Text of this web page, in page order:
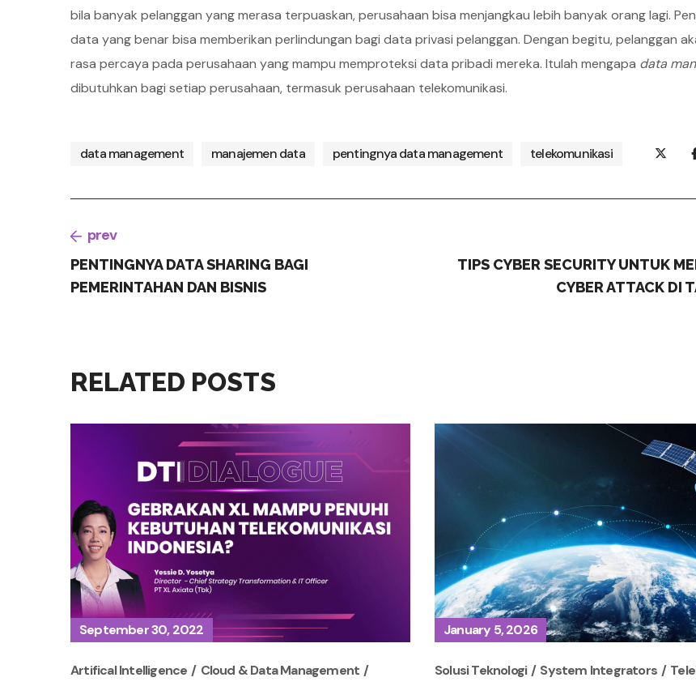
bila banyak pelanggan yang merasa terpuaskan, perusahaan bisa menjangkau lebih banyak orang lagi.
data yang benar bisa memberikan perlindungan bagi data privasi pelanggan. Dengan begitu, pelanggan
rasa percaya pada perusahaan yang mampu memproteksi data pribadi mereka. Itulah mengapa data
dibutuhkan bagi setiap perusahaan, termasuk perusahaan telekomunikasi.
data management manajemen data pentingnya data management telekomunikasi
prev
PENTINGNYA DATA SHARING BAGI
PEMERINTAHAN DAN BISNIS
TIPS CYBER SECURITY UNTUK
CYBER ATTACK DI
RELATED POSTS
September 30, 2022
Artifical Intelligence
Cloud & Data Management
January 5, 2026
Solusi Teknologi System Integrators